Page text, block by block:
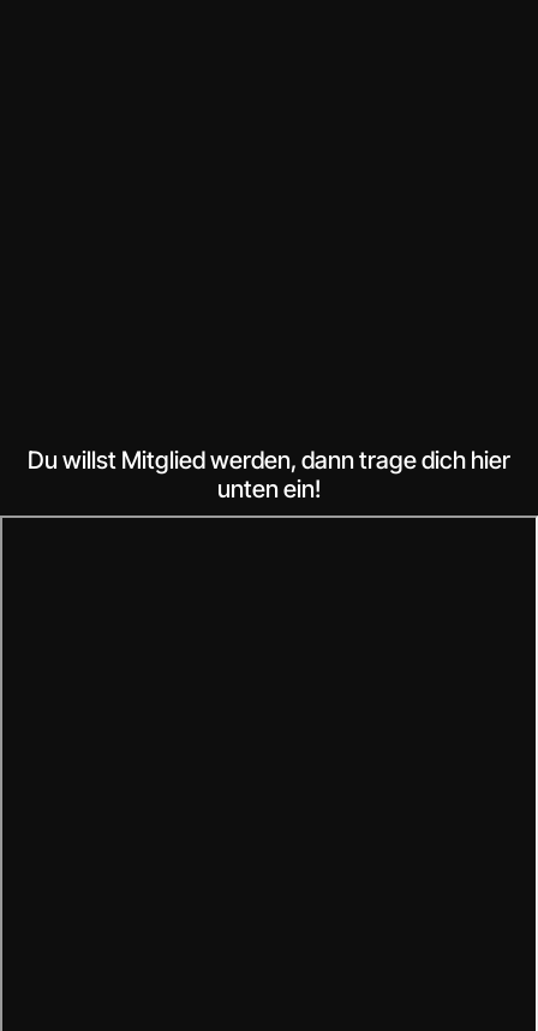
Du willst Mitglied werden, dann trage dich hier
unten ein!